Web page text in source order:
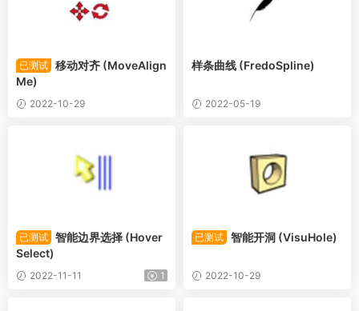
已测试 移动对齐 (MoveAlign
Me)
2022-10-29
样条曲线 (FredoSpline)
2022-05-19
已测试 智能边界选择 (Hover
Select)
2022-11-11 1
已测试 智能开洞 (VisuHole)
2022-10-29